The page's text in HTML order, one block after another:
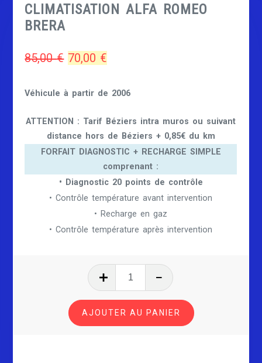
CLIMATISATION ALFA ROMEO
BRERA
85,00€ Le
initial
était :
85,00 €.
70,00 €
actuel
est :
70,00 €.
Véhicule à partir de 2006
ATTENTION : Tarif Béziers intra muros ou suivant
distance hors de Béziers + 0,85€ du km
FORFAIT DIAGNOSTIC + RECHARGE SIMPLE
comprenant :
• Diagnostic 20 points de contrôle
• Contrôle température avant intervention
• Recharge en gaz
• Contrôle température après intervention
quantité
CLIMATISATION
ALFA
ROMEO
AJOUTER AU PANIER